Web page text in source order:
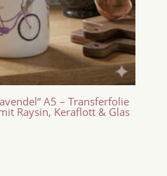
A5 – Transferfolie
Raysin, Keraflott & Glas